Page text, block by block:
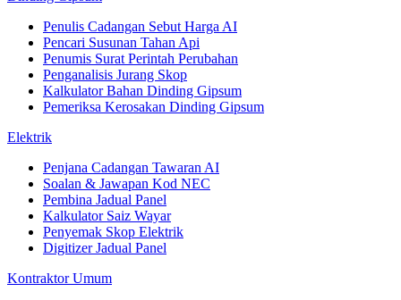
Penulis Cadangan Sebut Harga AI
Pencari Susunan Tahan Api
Penumis Surat Perintah Perubahan
Penganalisis Jurang Skop
Kalkulator Bahan Dinding Gipsum
Pemeriksa Kerosakan Dinding Gipsum
Elektrik
Penjana Cadangan Tawaran AI
Soalan & Jawapan Kod NEC
Pembina Jadual Panel
Kalkulator Saiz Wayar
Penyemak Skop Elektrik
Digitizer Jadual Panel
Kontraktor Umum